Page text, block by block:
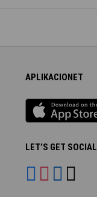
APLIKACIONET
iOS
app
LET’S GET SOCIAL